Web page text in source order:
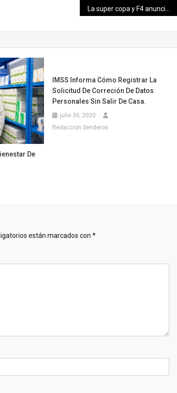
De
IMSS Informa Cómo Registrar La
Solicitud De Correción De Datos
Personales Sin Salir De Casa.
julio 30, 2020
Redaccion Senderos
están marcados con *